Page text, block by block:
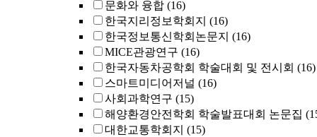
문화와 융합 (16)
한국지리정보학회지 (16)
한국정보통신학회논문지 (16)
MICE관광연구 (16)
한국자동차공학회 학술대회 및 전시회 (16)
스마트미디어저널 (16)
사회과학연구 (15)
해양환경안전학회 학술발표대회 논문집
대한교통학회지 (15)